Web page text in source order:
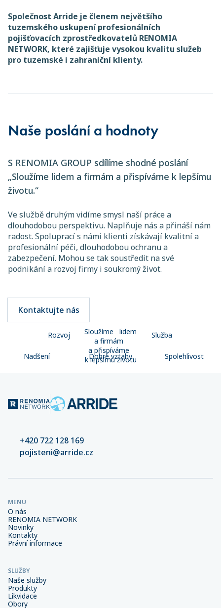
Společnost Arride je členem největšího
tuzemského uskupení profesionálních
pojišťovacích zprostředkovatelů RENOMIA
NETWORK, které zajišťuje vysokou kvalitu služeb
pro tuzemské i zahraniční klienty.
Dobré vztahy
Nadšení Spolehlivost
Rozvoj Služba
Sloužíme lidem
a firmám
a přispíváme
k lepšímu životu
Naše poslání a hodnoty
S RENOMIA GROUP sdílíme shodné poslání
„Sloužíme lidem a firmám a přispíváme k lepšímu
životu.“
Ve službě druhým vidíme smysl naší práce a
dlouhodobou perspektivu. Naplňuje nás a přináší nám
radost. Spoluprací s námi klienti získávají kvalitní a
profesionální péči, dlouhodobou ochranu a
zabezpečení. Mohou se tak soustředit na své
podnikání a rozvoj firmy i soukromý život.
Kontaktujte nás
+420 722 128 169
pojisteni@arride.cz
MENU
O nás
RENOMIA NETWORK
Novinky
Kontakty
Právní informace
SLUŽBY
Naše služby
Produkty
Likvidace
Obory